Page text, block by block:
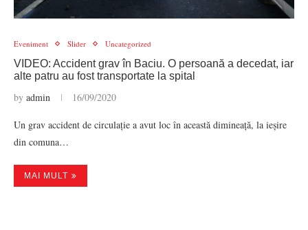
Eveniment Slider Uncategorized
VIDEO: Accident grav în Baciu. O persoană a decedat, iar
alte patru au fost transportate la spital
by admin 16/09/2020
Un grav accident de circulație a avut loc în această dimineață, la ieșire
din comuna…
MAI MULT